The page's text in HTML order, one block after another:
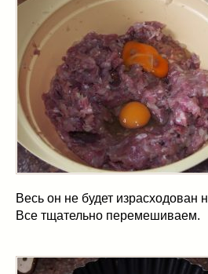
Весь он не будет израсходован
Все тщательно перемешиваем.